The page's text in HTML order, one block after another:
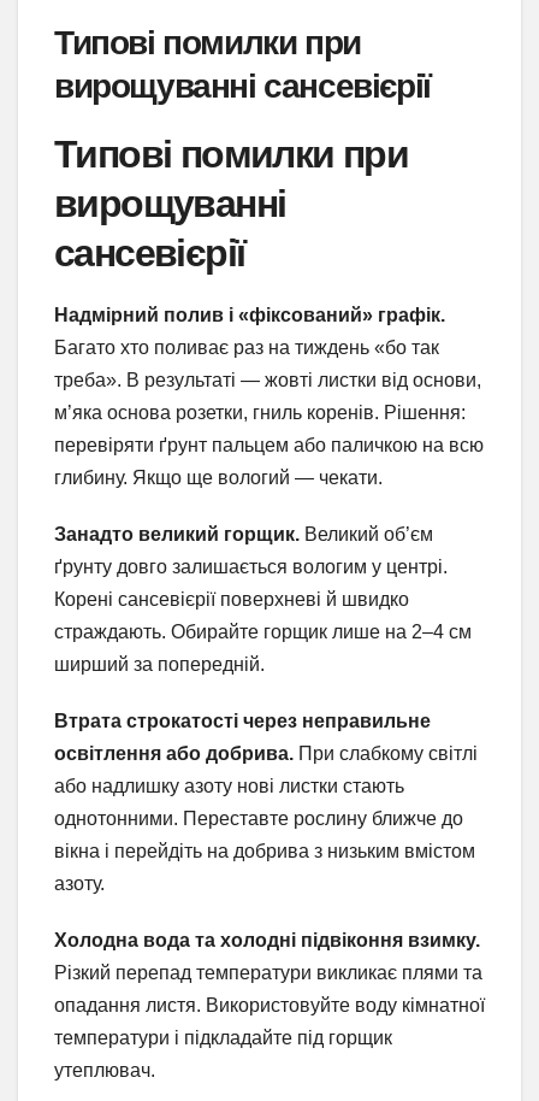
Типові помилки при
вирощуванні сансевієрії
Типові помилки при
вирощуванні
сансевієрії
Надмірний полив і «фіксований» графік.
Багато хто поливає раз на тиждень «бо так
треба». В результаті — жовті листки від основи,
м’яка основа розетки, гниль коренів. Рішення:
перевіряти ґрунт пальцем або паличкою на всю
глибину. Якщо ще вологий — чекати.
Занадто великий горщик. Великий об’єм
ґрунту довго залишається вологим у центрі.
Корені сансевієрії поверхневі й швидко
страждають. Обирайте горщик лише на 2–4 см
ширший за попередній.
Втрата строкатості через неправильне
освітлення або добрива. При слабкому світлі
або надлишку азоту нові листки стають
однотонними. Переставте рослину ближче до
вікна і перейдіть на добрива з низьким вмістом
азоту.
Холодна вода та холодні підвіконня взимку.
Різкий перепад температури викликає плями та
опадання листя. Використовуйте воду кімнатної
температури і підкладайте під горщик
утеплювач.